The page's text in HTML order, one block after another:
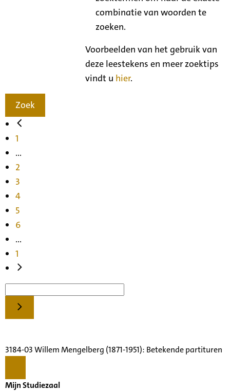
combinatie van woorden te
zoeken.
Voorbeelden van het gebruik van
deze leestekens en meer zoektips
vindt u hier.
Zoek
1
...
2
3
4
5
6
...
1
3184-03 Willem Mengelberg (1871-1951): Betekende partituren
Mijn Studiezaal